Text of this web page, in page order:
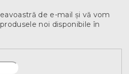
de e-mail şi vă vom
noi disponibile în